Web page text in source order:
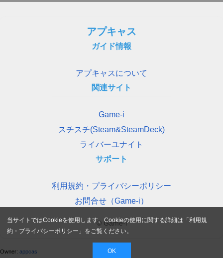
アプキャス
ガイド情報
アプキャスについて
関連サイト
Game-i
スチスチ(Steam&SteamDeck)
ライバーユナイト
サポート
利用規約・プライバシーポリシー
お問合せ（Game-i）
© Game-i
Owner: appcas
当サイトではCookieを使用します。Cookieの使用に関する詳細は「利用規
約・プライバシーポリシー 」をご覧ください。
OK